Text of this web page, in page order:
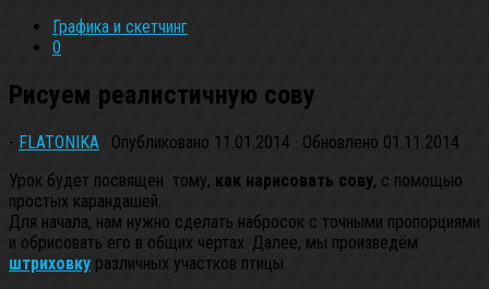
Графика и скетчинг
0
Рисуем реалистичную сову
- FLATONIKA · Опубликовано 11.01.2014 · Обновлено 01.11.2014
Урок будет посвящен тому, как нарисовать сову, с помощью
простых карандашей.
Для начала, нам нужно сделать набросок с точными пропорциями
и обрисовать его в общих чертах. Далее, мы произведём
штриховку различных участков птицы.